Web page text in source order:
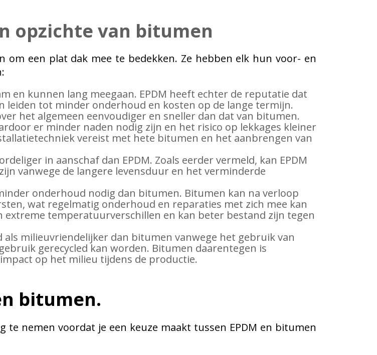
opzichte van bitumen
om een plat dak mee te bedekken. Ze hebben elk hun voor- en
en kunnen lang meegaan. EPDM heeft echter de reputatie dat
leiden tot minder onderhoud en kosten op de lange termijn.
het algemeen eenvoudiger en sneller dan dat van bitumen.
er minder naden nodig zijn en het risico op lekkages kleiner
vereist met hete bitumen en het aanbrengen van
in aanschaf dan EPDM. Zoals eerder vermeld, kan EPDM
vanwege de langere levensduur en het verminderde
onderhoud nodig dan bitumen. Bitumen kan na verloop
wat regelmatig onderhoud en reparaties met zich mee kan
extreme temperatuurverschillen en kan beter bestand zijn tegen
milieuvriendelijker dan bitumen vanwege het gebruik van
gerecycled kan worden. Bitumen daarentegen is
op het milieu tijdens de productie.
bitumen.
nemen voordat je een keuze maakt tussen EPDM en bitumen